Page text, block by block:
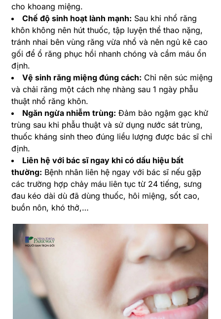
cho khoang miệng.
Chế độ sinh hoạt lành mạnh: Sau khi nhổ răng
khôn không nên hút thuốc, tập luyện thể thao nặng,
tránh nhai bên vùng răng vừa nhổ và nên ngủ kê cao
gối để ổ răng phục hồi nhanh chóng và cầm máu ổn
định.
Vệ sinh răng miệng đúng cách: Chỉ nên súc miệng
và chải răng một cách nhẹ nhàng sau 1 ngày phẫu
thuật nhổ răng khôn.
Ngăn ngừa nhiễm trùng: Đảm bảo ngậm gạc khử
trùng sau khi phẫu thuật và sử dụng nước sát trùng,
thuốc kháng sinh theo đúng liều lượng được bác sĩ chỉ
định.
Liên hệ với bác sĩ ngay khi có dấu hiệu bất
thường: Bệnh nhân liên hệ ngay với bác sĩ nếu gặp
các trường hợp chảy máu liên tục từ 24 tiếng, sưng
đau kéo dài dù đã dùng thuốc, hôi miệng, sốt cao,
buồn nôn, khó thở,…